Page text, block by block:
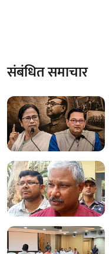
संबंधित समाचार